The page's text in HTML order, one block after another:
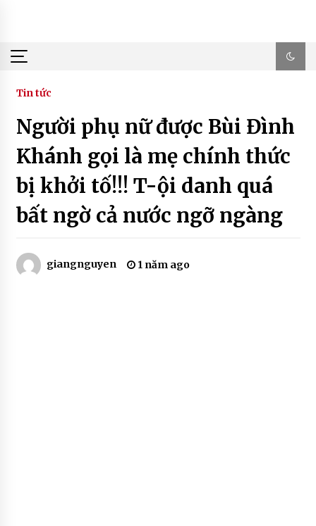
Tin tức
Người phụ nữ được Bùi Đình
Khánh gọi là mẹ chính thức
bị khởi tố!!! T-ội danh quá
bất ngờ cả nước ngỡ ngàng
giangnguyen 1 năm ago